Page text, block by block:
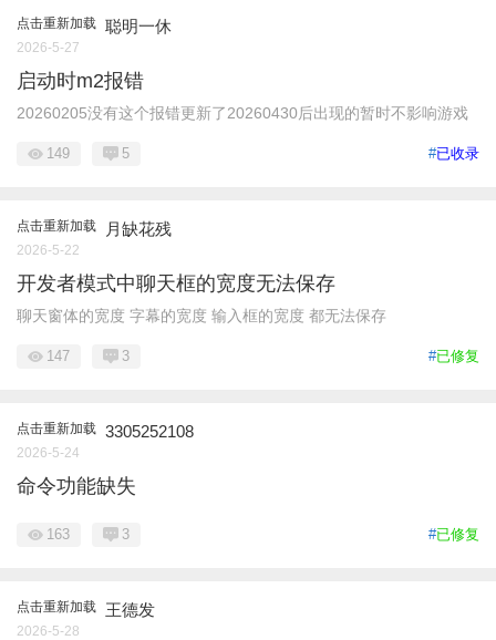
点击重新加载 聪明一休
2026-5-27
启动时m2报错
20260205没有这个报错更新了20260430后出现的暂时不影响游戏
#已收录
149 5
点击重新加载 月缺花残
2026-5-22
开发者模式中聊天框的宽度无法保存
聊天窗体的宽度 字幕的宽度 输入框的宽度 都无法保存
#已修复
147 3
点击重新加载 3305252108
2026-5-24
命令功能缺失
#已修复
163 3
点击重新加载 王德发
2026-5-28